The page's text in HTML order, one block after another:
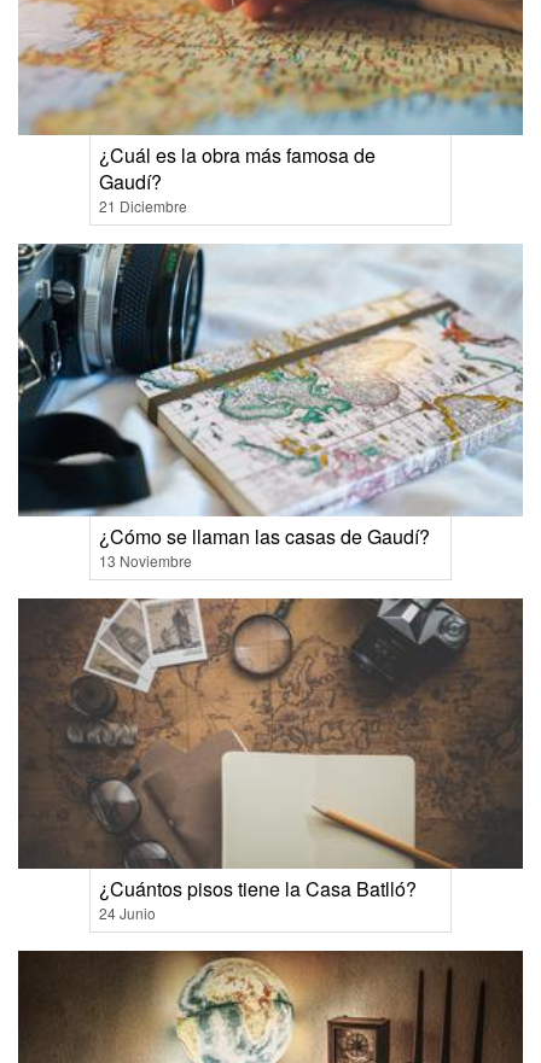
¿Cuál es la obra más famosa de
Gaudí?
21 Diciembre
¿Cómo se llaman las casas de Gaudí?
13 Noviembre
¿Cuántos pisos tiene la Casa Batlló?
24 Junio